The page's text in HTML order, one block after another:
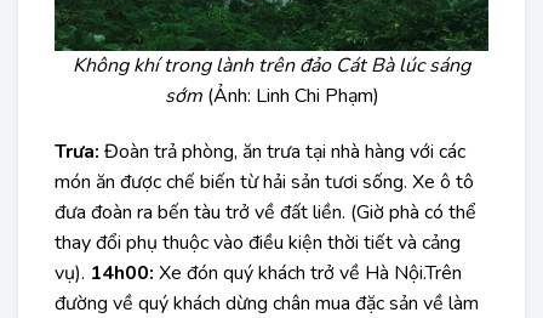
Không khí trong lành trên đảo Cát Bà lúc sáng
sớm(Ảnh: Linh Chi Phạm)
Trưa: Đoàn trả phòng, ăn trưa tại nhà hàng với các
món ăn được chế biến từ hải sản tươi sống. Xe ô tô
đưa đoàn ra bến tàu trở về đất liền. (Giờ phà có thể
thay đổi phụ thuộc vào điều kiện thời tiết và cảng
vụ). 14h00: Xe đón quý khách trở về Hà Nội.Trên
đường về quý khách dừng chân mua đặc sản về làm